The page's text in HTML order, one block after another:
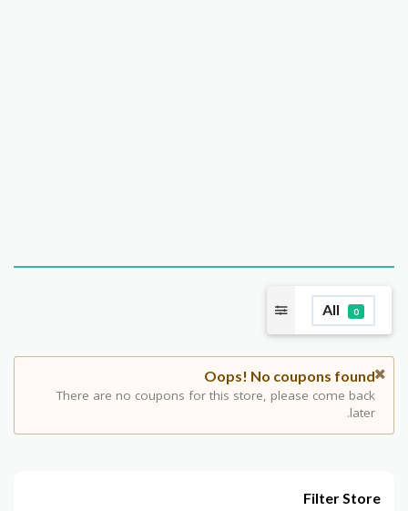
All 0
Oops! No coupons found
There are no coupons for this store, please come back
later.
Filter Store